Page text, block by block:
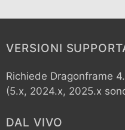
VERSIONI
Richiede Dragonframe
(5.x, 2024.x, 2025.x
DAL VIVO